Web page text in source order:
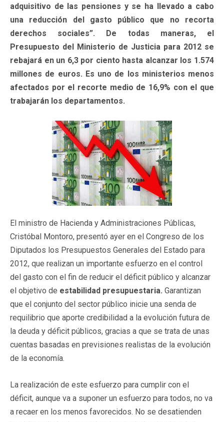
adquisitivo de las pensiones y se ha llevado a cabo
una reducción del gasto público que no recorta
derechos sociales”. De todas maneras, el
Presupuesto del Ministerio de Justicia para 2012 se
rebajará en un 6,3 por ciento hasta alcanzar los 1.574
millones de euros. Es uno de los ministerios menos
afectados por el recorte medio de 16,9% con el que
trabajarán los departamentos.
El ministro de Hacienda y Administraciones Públicas,
Cristóbal Montoro, presentó ayer en el Congreso de los
Diputados los Presupuestos Generales del Estado para
2012, que realizan un importante esfuerzo en el control
del gasto con el fin de reducir el déficit público y alcanzar
el objetivo de estabilidad presupuestaria. Garantizan
que el conjunto del sector público inicie una senda de
requilibrio que aporte credibilidad a la evolución futura de
la deuda y déficit públicos, gracias a que se trata de unas
cuentas basadas en previsiones realistas de la evolución
de la economía.
La realización de este esfuerzo para cumplir con el
déficit, aunque va a suponer un esfuerzo para todos, no va
a recaer en los menos favorecidos. No se desatienden